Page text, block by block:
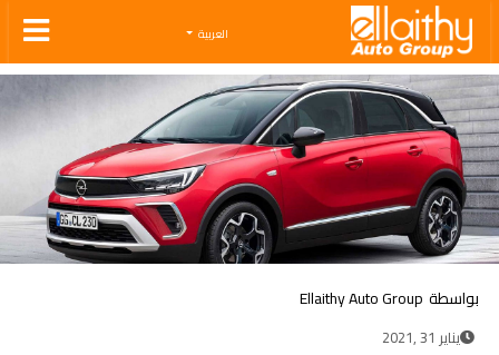
Ellaithy Auto Group
العربية
بواسطة Ellaithy Auto Group
يناير 31 ,2021